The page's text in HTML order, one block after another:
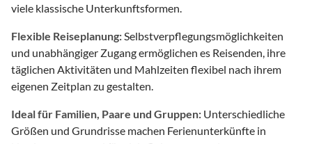
viele klassische Unterkunftsformen.
Flexible Reiseplanung:Selbstverpflegungsmöglichkeiten
und unabhängiger Zugang ermöglichen es Reisenden, ihre
täglichen Aktivitäten und Mahlzeiten flexibel nach ihrem
eigenen Zeitplan zu gestalten.
Ideal für Familien, Paare und Gruppen: Unterschiedliche
Größen und Grundrisse machen Ferienunterkünfte in